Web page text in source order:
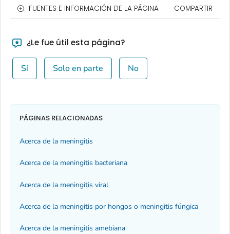
FUENTES E INFORMACIÓN DE LA PÁGINA COMPARTIR
¿Le fue útil esta página?
Sí Solo en parte No
PÁGINAS RELACIONADAS
Acerca de la meningitis
Acerca de la meningitis bacteriana
Acerca de la meningitis viral
Acerca de la meningitis por hongos o meningitis fúngica
Acerca de la meningitis amebiana